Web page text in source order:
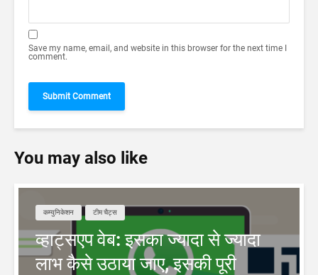
Save my name, email, and website in this browser for the next time I
comment.
You may also like
कम्युनिकेशन टीम चैट्स
व्हाट्सएप वेब: इसका ज्यादा से ज्यादा
लाभ कैसे उठाया जाए, इसकी पूरी